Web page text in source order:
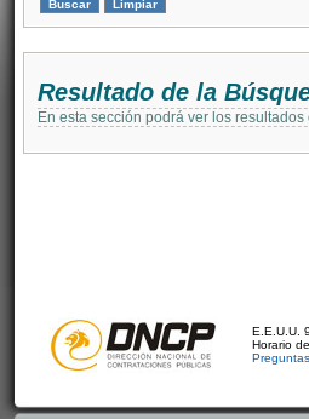
Resultado de la
En esta sección podrá ver los
E.E.U.U.
Horario